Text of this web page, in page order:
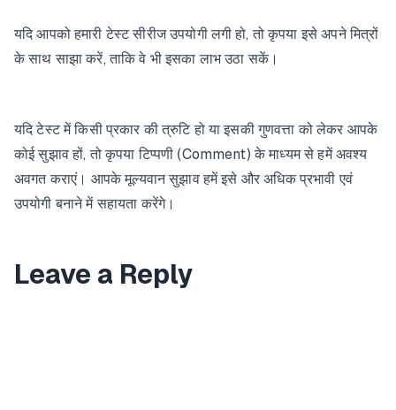
यदि आपको हमारी टेस्ट सीरीज उपयोगी लगी हो, तो कृपया इसे अपने मित्रों
के साथ साझा करें, ताकि वे भी इसका लाभ उठा सकें।
यदि टेस्ट में किसी प्रकार की त्रुटि हो या इसकी गुणवत्ता को लेकर आपके
कोई सुझाव हों, तो कृपया टिप्पणी (Comment) के माध्यम से हमें अवश्य
अवगत कराएं। आपके मूल्यवान सुझाव हमें इसे और अधिक प्रभावी एवं
उपयोगी बनाने में सहायता करेंगे।
Leave a Reply